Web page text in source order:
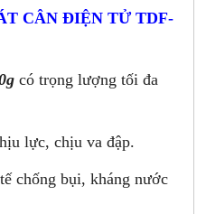
CÂN ĐIỆN TỬ TDF-
có trọng lượng tối đa
lực, chịu va đập.
chống bụi, kháng nước